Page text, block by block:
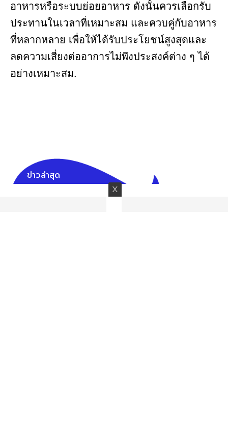
อาหารหรือระบบย่อยอาหาร ดังนั้นควรเลือกรับ
ประทานในเวลาที่เหมาะสม และควบคู่กับอาหาร
ที่หลากหลาย เพื่อให้ได้รับประโยชน์สูงสุดและ
ลดความเสี่ยงต่ออาการไม่พึงประสงค์ต่าง ๆ ได้
อย่างเหมาะสม.
ข่าวล่าสุด